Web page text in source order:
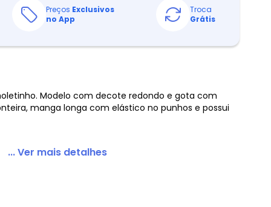
Preços Exclusivos
no App
Troca
Grátis
Modelo com decote redondo e gota com
manga longa com elástico no punhos e possui
... Ver mais detalhes